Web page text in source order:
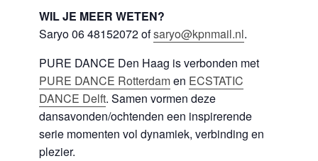
WIL JE MEER WETEN?
Saryo 06 48152072 ofsaryo@kpnmail.nl.
PURE DANCE Den Haag is verbonden met
PURE DANCE Rotterdamen ECSTATIC
DANCE Delft. Samen vormen deze
dansavonden/ochtenden een inspirerende
serie momenten vol dynamiek, verbinding en
plezier.